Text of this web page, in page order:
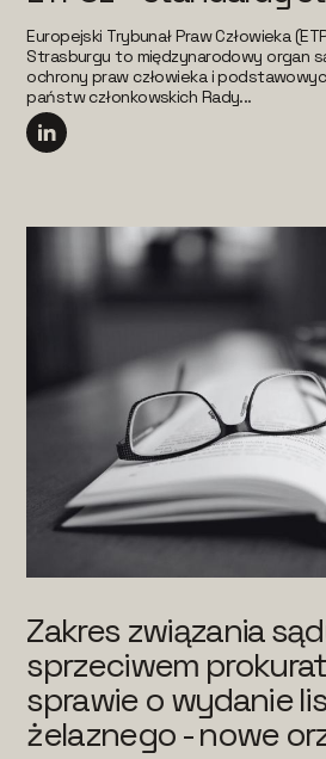
Europejski Trybunał Praw Człowieka
Strasburgu to międzynarodowy organ
ochrony praw człowieka i
państw członkowskich Rady...
Zakres związania
sprzeciwem
sprawie o wydanie
żelaznego - nowe